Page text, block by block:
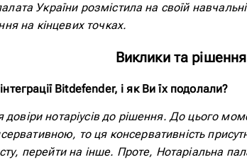
України розмістила на своїй
на кінцевих точках.
Виклики та рішення
Bitdefender, і як Ви їх подолали?
нотаріусів до рішення. До цього
то ця консервативність
перейти на інше. Проте, Нотаріальна